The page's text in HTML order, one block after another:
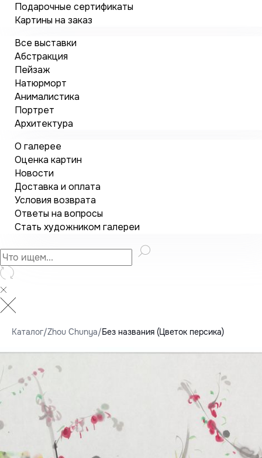
Подарочные сертификаты
Картины на заказ
Все выставки
Абстракция
Пейзаж
Натюрморт
Анималистика
Портрет
Архитектура
О галерее
Оценка картин
Новости
Доставка и оплата
Условия возврата
Ответы на вопросы
Стать художником галереи
Каталог/Zhou Chunya/Без названия (Цветок персика)